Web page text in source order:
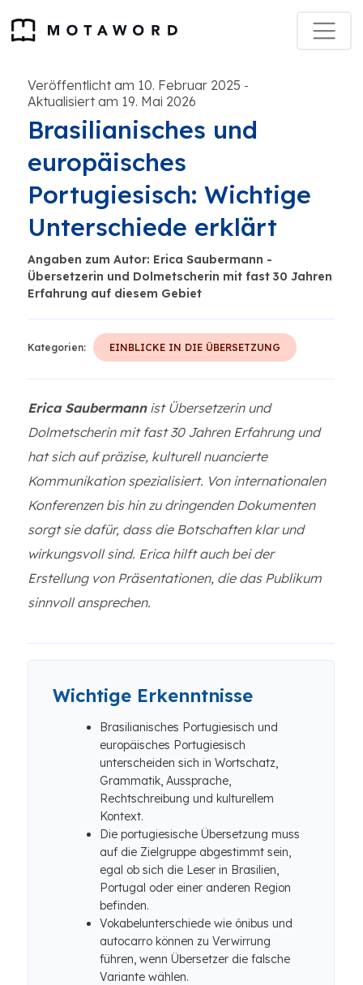
Veröffentlicht am 10. Februar 2025 -
Aktualisiert am 19. Mai 2026
Brasilianisches und
europäisches
Portugiesisch: Wichtige
Unterschiede erklärt
Angaben zum Autor: Erica Saubermann -
Übersetzerin und Dolmetscherin mit fast 30 Jahren
Erfahrung auf diesem Gebiet
Kategorien: EINBLICKE IN DIE ÜBERSETZUNG
Erica Saubermannist Übersetzerin und
Dolmetscherin mit fast 30 Jahren Erfahrung und
hat sich auf präzise, kulturell nuancierte
Kommunikation spezialisiert. Von internationalen
Konferenzen bis hin zu dringenden Dokumenten
sorgt sie dafür, dass die Botschaften klar und
wirkungsvoll sind. Erica hilft auch bei der
Erstellung von Präsentationen, die das Publikum
sinnvoll ansprechen.
Wichtige Erkenntnisse
Brasilianisches Portugiesisch und
europäisches Portugiesisch
unterscheiden sich in Wortschatz,
Grammatik, Aussprache,
Rechtschreibung und kulturellem
Kontext.
Die portugiesische Übersetzung muss
auf die Zielgruppe abgestimmt sein,
egal ob sich die Leser in Brasilien,
Portugal oder einer anderen Region
befinden.
Vokabelunterschiede wie ônibus und
autocarro können zu Verwirrung
führen, wenn Übersetzer die falsche
Variante wählen.